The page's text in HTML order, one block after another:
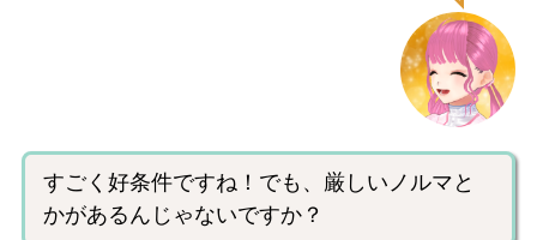
すごく好条件ですね！でも、厳しいノルマと
かがあるんじゃないですか？